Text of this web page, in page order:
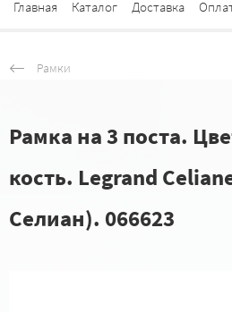
Главная Каталог Доставка
Рамки
Рамка на 3 поста.
кость. Legrand
Селиан). 066623